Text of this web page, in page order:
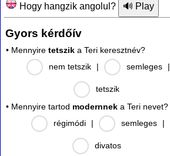
Hogy hangzik angolul?
Gyors kérdőív
• Mennyire tetszik a Teri keresztnév?
nem tetszik
| semleges |
tetszik
• Mennyire tartod modernnek a Teri nevet?
régimódi
| semleges |
divatos